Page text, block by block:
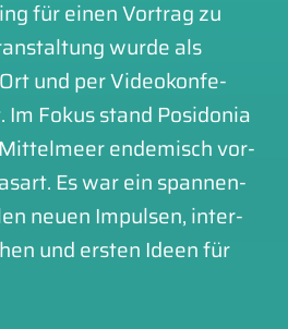
für einen Vor­trag zu
wur­de als
und per Video­kon­fe­
Im Fokus stand Posi­do­nia
ende­misch vor­
Es war ein span­nen­
neuen Impul­sen, inter­
und ers­ten Ideen für